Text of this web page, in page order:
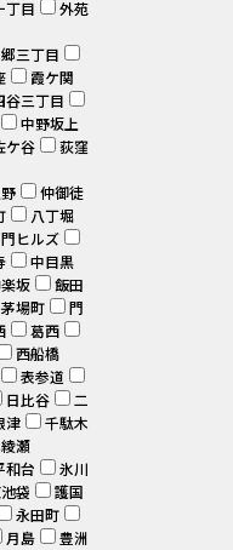
丁目
外苑
三丁目
霞ケ関
谷三丁目
中野坂上
ケ谷
荻窪
仲御徒
八丁堀
ヒルズ
中目黒
坂
飯田
茅場町
門
葛西
西船橋
表参道
日比谷
二
津
千駄木
瀬
和台
氷川
袋
護国
永田町
月島
豊洲